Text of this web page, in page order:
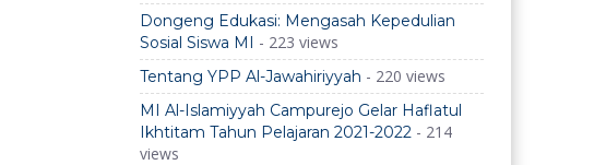
Dongeng Edukasi: Mengasah Kepedulian
Sosial Siswa MI - 223 views
Tentang YPP Al-Jawahiriyyah - 220 views
MI Al-Islamiyyah Campurejo Gelar Haflatul
Ikhtitam Tahun Pelajaran 2021-2022 - 214
views